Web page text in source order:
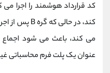
می کند، باعث می شود اجماع
عنوان یک پلت فرم محاسباتی